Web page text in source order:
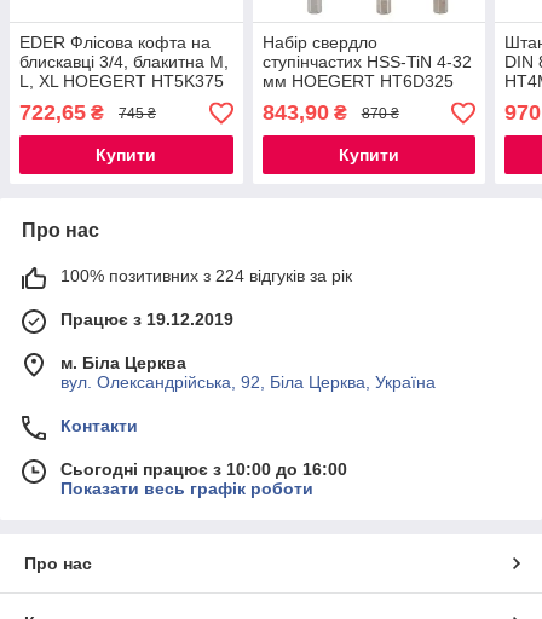
EDER Флісова кофта на
блискавці 3/4, блакитна M,
L, XL HOEGERT HT5K375
722,65 ₴ 745 ₴
Купити
Набір свердло
ступінчастих HSS-TiN 4-32
мм HOEGERT HT6D325
843,90₴ 870 ₴
Купити
DIN
970
Про нас
100% позитивних з 224 відгуків за рік
Працює з 19.12.2019
м. Біла Церква
вул. Олександрійська, 92, Біла Церква, Україна
Контакти
Сьогодні працює з 10:00 до 16:00
Показати весь графік роботи
Про нас